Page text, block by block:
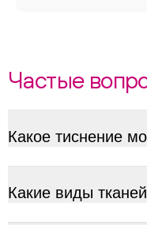
Частые
Какое тиснение
Какие виды